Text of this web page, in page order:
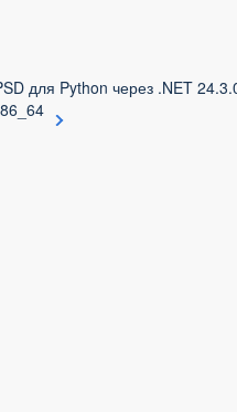
для Python через .NET